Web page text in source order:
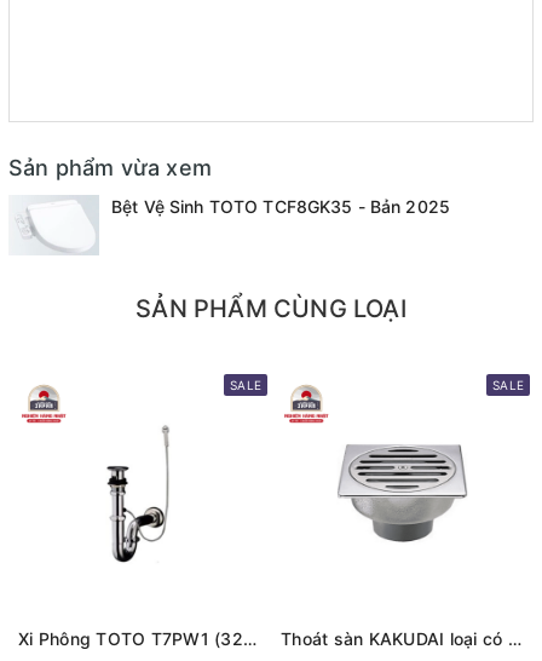
Sản phẩm vừa xem
Bệt Vệ Sinh TOTO TCF8GK35 - Bản 2025
SẢN PHẨM CÙNG LOẠI
SALE
Xi Phông TOTO T7PW1 (32mm) có dây thoát nước đi kèm cần thoát nước 1 đẩy
SALE
Thoát sàn KAKUDAI loại có bẫy chặn [422-310-50]